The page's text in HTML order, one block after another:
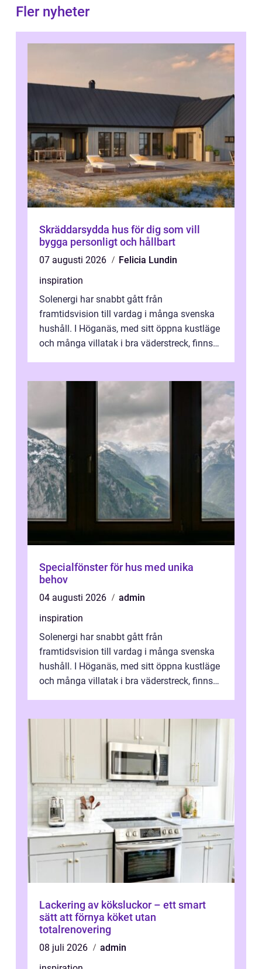
Fler nyheter
Skräddarsydda hus för dig som vill
bygga personligt och hållbart
07 augusti 2026
Felicia Lundin
inspiration
Solenergi har snabbt gått från
framtidsvision till vardag i många svenska
hushåll. I Höganäs, med sitt öppna kustläge
och många villatak i bra väderstreck, finns
Specialfönster för hus med unika
behov
04 augusti 2026
admin
inspiration
Solenergi har snabbt gått från
framtidsvision till vardag i många svenska
hushåll. I Höganäs, med sitt öppna kustläge
och många villatak i bra väderstreck, finns
Lackering av köksluckor – ett smart
sätt att förnya köket utan
totalrenovering
08 juli 2026
admin